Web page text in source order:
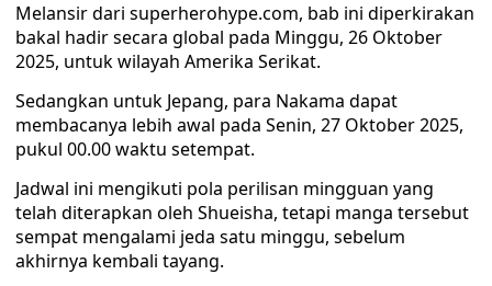
Melansir dari superherohype.com, bab ini diperkirakan
bakal hadir secara global pada Minggu, 26 Oktober
2025, untuk wilayah Amerika Serikat.
Sedangkan untuk Jepang, para Nakama dapat
membacanya lebih awal pada Senin, 27 Oktober 2025,
pukul 00.00 waktu setempat.
Jadwal ini mengikuti pola perilisan mingguan yang
telah diterapkan oleh Shueisha, tetapi manga tersebut
sempat mengalami jeda satu minggu, sebelum
akhirnya kembali tayang.